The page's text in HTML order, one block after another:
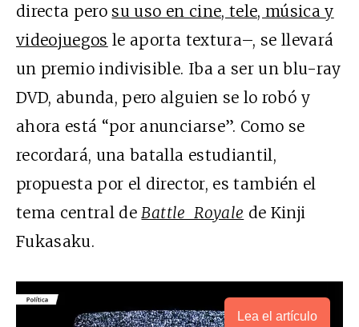
directa pero su uso en cine, tele, música y
videojuegos le aporta textura–, se llevará
un premio indivisible. Iba a ser un blu-ray
DVD, abunda, pero alguien se lo robó y
ahora está “por anunciarse”. Como se
recordará, una batalla estudiantil,
propuesta por el director, es también el
tema central de Battle Royale de Kinji
Fukasaku.
Lea el artículo